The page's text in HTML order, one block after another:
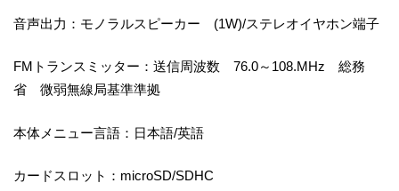
音声出力：モノラルスピーカー (1W)/ステレオイヤホン端子
FMトランスミッター：送信周波数 76.0～108.MHz 総務
省 微弱無線局基準準拠
本体メニュー言語：日本語/英語
カードスロット：microSD/SDHC